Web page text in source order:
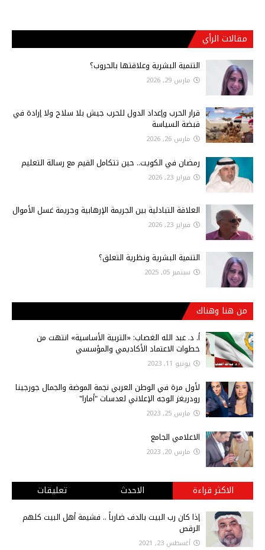
مقالات الرأي
التنمية البشرية وعلاقتها بالحروب؟
مارس 29, 2026
قرار الحرب وإعداد الدول للحرب جيش بلا سلاح ولا إرادة في
قبضة السياسة
مارس 26, 2026
رمضان في الكويت.. حين تتكامل القيم مع رسالة التعليم
فبراير 23, 2026
العلاقة التبادلية بين الجريمة الإرهابية وجريمة غسل الأموال
فبراير 23, 2026
التنمية البشرية ونظرية التعلق؟
سبتمبر 05, 2025
من هنا وهناك
أ‌. د. عبد الله الغصاب: «التربية الأساسية» انتهت من
خطوات الاعتماد الأكاديمي والمؤسسي
يونيو 11, 2023
لأول مرة في الوطن العربي نجمة الموضة والجمال جورجينا
رودريغز الوجه الإعلاني لعدسات "أمارا"
مارس 25, 2023
الاعلامي الجامع
مارس 20, 2023
الاكثر قراءة الاحدث تعليقات
إذا كان رب البيت بالدف ضارباً .. فشيمة أهل البيت كلهم
الرقص
أغسطس 23, 2021